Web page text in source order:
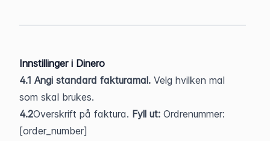
Innstillinger i Dinero
4.1 Angi standard fakturamal. Velg hvilken mal
som skal brukes.
4.2Overskrift på faktura. Fyll ut: Ordrenummer:
[order_number]